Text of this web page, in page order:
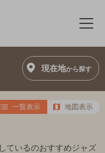
メ
現在地から探す
一覧表示 地図表示
ているのおすすめジャズ